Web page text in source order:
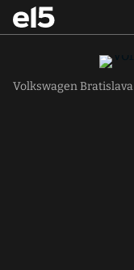
Volkswagen Bratislava